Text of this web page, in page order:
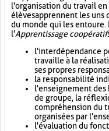
l'organisation du travail
élèves apprennent les uns
du monde qui les entoure.
l'Apprentissage coopératif
l'interdépendance
travaille à la
ses propres
la responsabilité
l'enseignement des
de groupe, la
compréhension du
organisées par
l'évaluation du